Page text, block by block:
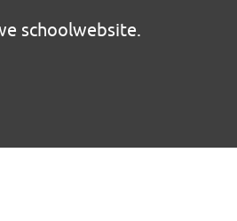
schoolwebsite.